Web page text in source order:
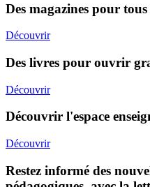
Des magazines pour tous
Découvrir
Des livres pour ouvrir
Découvrir
Découvrir l'espace
Découvrir
Restez informé des